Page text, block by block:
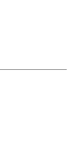
y corazón
como